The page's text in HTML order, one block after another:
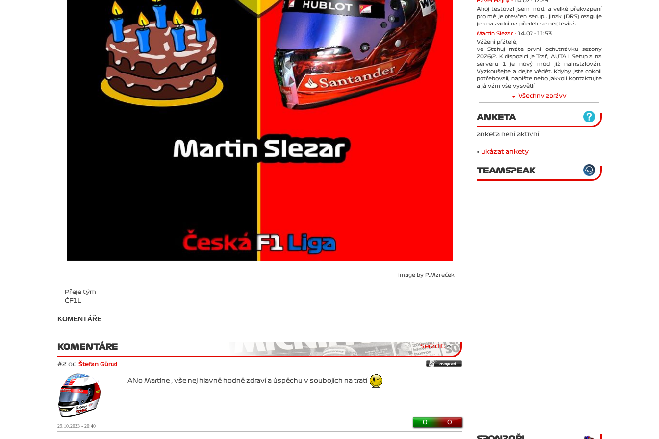
image by P.Mareček
Přeje tým
ČF1L
KOMENTÁŘE
KOMENTÁRE Seřadit:
#2 od Štefan Günzl
ANo Martine , vše nej hlavně hodně zdraví a úspěchu v soubojích na tratí
29.10.2023 - 20:40
0 0
Ahoj testoval jsem mod. a velké překvapení
pro mě je otevřen serup.. jinak (DRS) reaguje
jen na zadní na předek se neotevírá.
Martin Slezar - 14.07 - 11:53
Vážení přátelé,
ve Stahuj máte první ochutnávku sezony
2026/2. K dispozici je Trať, AUTA i Setup a na
serveru 1 je nový mod již nainstalován.
Vyzkoušejte a dejte vědět. Kdyby jste cokoli
potřebovali, napište nebo jakkoli kontaktujte
a já vám vše vysvětlí
Všechny zprávy
ANKETA
anketa není aktivní
• ukázat ankety
TEAMSPEAK